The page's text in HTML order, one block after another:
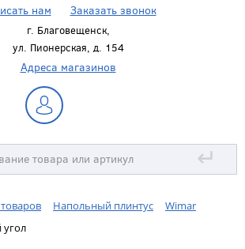
нам Заказать звонок
г. Благовещенск,
ул. Пионерская, д. 154
Адреса магазинов
↵
Напольный плинтус
Wimar
угол